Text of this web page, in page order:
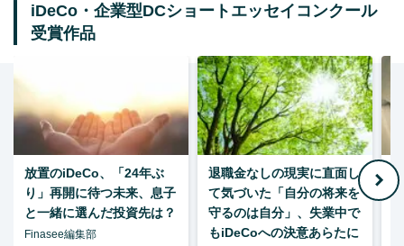
iDeCo・企業型DCショートエッセイコンクール
受賞作品
放置のiDeCo、「24年ぶ
り」再開に待つ未来、息子
と一緒に選んだ投資先は？
Finasee編集部
退職金なしの現実に直面し
て気づいた「自分の将来を
守るのは自分」、失業中で
もiDeCoへの決意あらたに